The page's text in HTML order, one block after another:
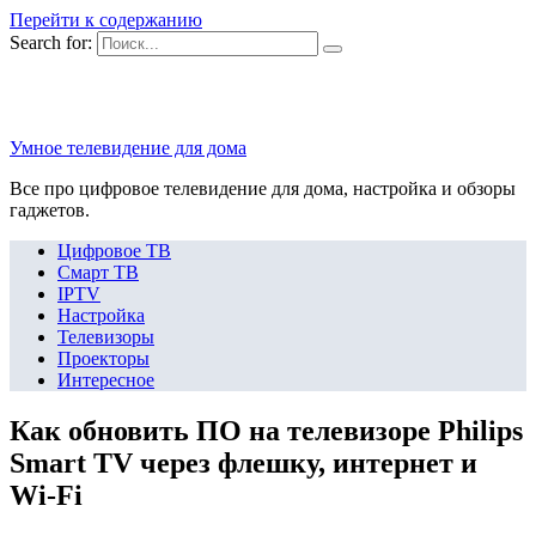
Перейти к содержанию
Search for:
Умное телевидение для дома
Все про цифровое телевидение для дома, настройка и обзоры
гаджетов.
Цифровое ТВ
Смарт ТВ
IPTV
Настройка
Телевизоры
Проекторы
Интересное
Как обновить ПО на телевизоре Philips
Smart TV через флешку, интернет и
Wi-Fi